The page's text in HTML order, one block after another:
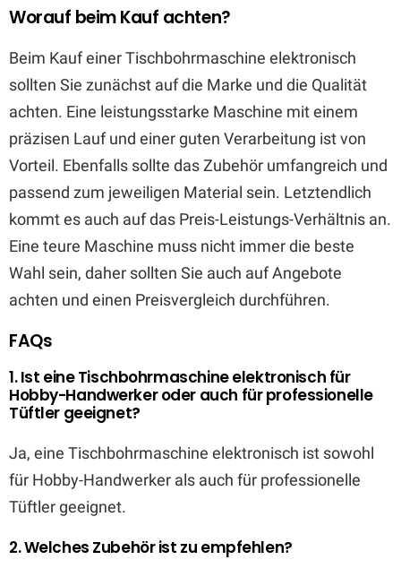
Worauf beim Kauf achten?
Beim Kauf einer Tischbohrmaschine elektronisch
sollten Sie zunächst auf die Marke und die Qualität
achten. Eine leistungsstarke Maschine mit einem
präzisen Lauf und einer guten Verarbeitung ist von
Vorteil. Ebenfalls sollte das Zubehör umfangreich und
passend zum jeweiligen Material sein. Letztendlich
kommt es auch auf das Preis-Leistungs-Verhältnis an.
Eine teure Maschine muss nicht immer die beste
Wahl sein, daher sollten Sie auch auf Angebote
achten und einen Preisvergleich durchführen.
FAQs
1. Ist eine Tischbohrmaschine elektronisch für
Hobby-Handwerker oder auch für professionelle
Tüftler geeignet?
Ja, eine Tischbohrmaschine elektronisch ist sowohl
für Hobby-Handwerker als auch für professionelle
Tüftler geeignet.
2. Welches Zubehör ist zu empfehlen?